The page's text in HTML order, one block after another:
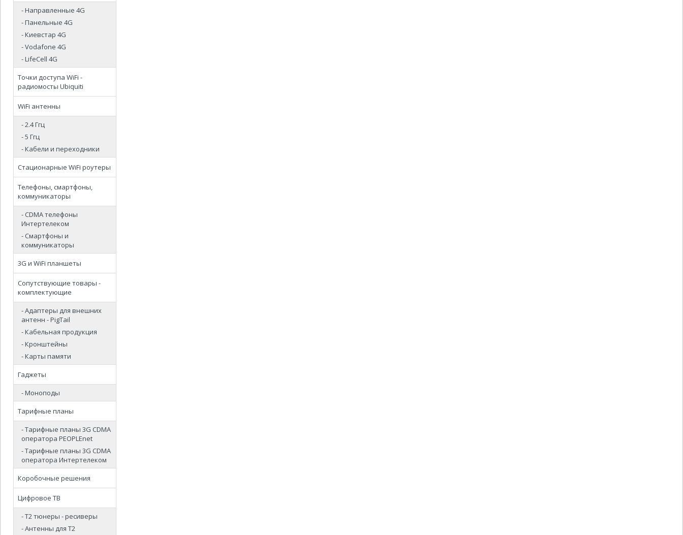
- Направленные 4G
- Панельные 4G
- Киевстар 4G
- Vodafone 4G
- LifeCell 4G
Точки доступа WiFi -
радиомосты Ubiquiti
WiFi антенны
- 2.4 Ггц
- 5 Ггц
- Кабели и переходники
Стационарные WiFi роутеры
Телефоны, смартфоны,
коммуникаторы
- CDMA телефоны
Интертелеком
- Смартфоны и
коммуникаторы
3G и WiFi планшеты
Сопутствующие товары -
комплектующие
- Адаптеры для внешних
антенн - PigTail
- Кабельная продукция
- Кронштейны
- Карты памяти
Гаджеты
- Моноподы
Тарифные планы
- Тарифные планы 3G CDMA
оператора PEOPLEnet
- Тарифные планы 3G CDMA
оператора Интертелеком
Коробочные решения
Цифровое ТВ
- Т2 тюнеры - ресиверы
- Антенны для Т2